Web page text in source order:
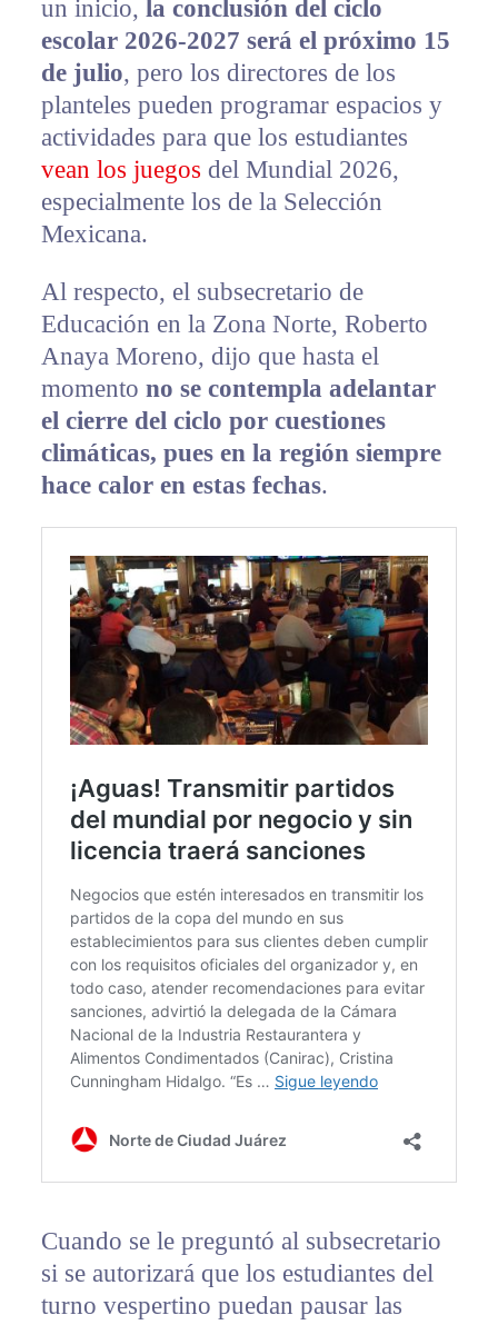
un inicio, la conclusión del ciclo
escolar 2026-2027 será el próximo 15
de julio, pero los directores de los
planteles pueden programar espacios y
actividades para que los estudiantes
vean los juegos del Mundial 2026,
especialmente los de la Selección
Mexicana.
Al respecto, el subsecretario de
Educación en la Zona Norte, Roberto
Anaya Moreno, dijo que hasta el
momento no se contempla adelantar
el cierre del ciclo por cuestiones
climáticas, pues en la región siempre
hace calor en estas fechas.
Cuando se le preguntó al subsecretario
si se autorizará que los estudiantes del
turno vespertino puedan pausar las